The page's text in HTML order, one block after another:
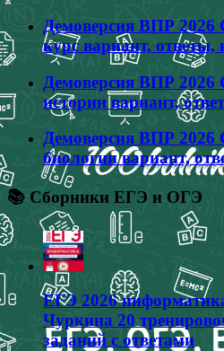
Демоверсия ВПР
курс вариант, ответы,
Демоверсия ВПР
истории вариант,
Демоверсия ВПР
биологии вариант,
📚 Сборники ЕГЭ и ОГЭ
ЕГЭ 2026
Чуркина 20
заданий с ответами